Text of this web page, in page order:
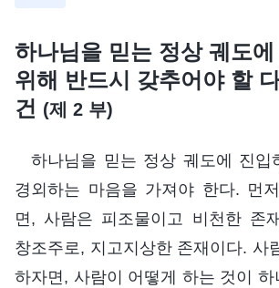
하나님을 믿는 정상 궤도에
위해 반드시 갖추어야 할
건 (제 2 부)
하나님을 믿는 정상 궤도에 진입
경외하는 마음을 가져야 한다. 먼
면, 사람은 피조물이고 비천한 존
창조주로, 지고지상한 존재이다. 사
하자면, 사람이 어떻게 하는 것이 하